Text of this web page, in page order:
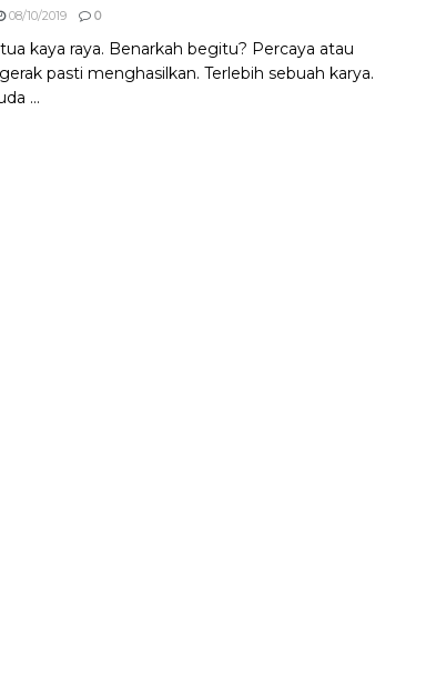
08/10/2019 0
kaya raya. Benarkah begitu? Percaya atau
pasti menghasilkan. Terlebih sebuah karya.
...